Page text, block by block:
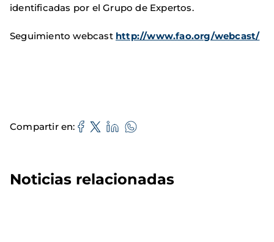
identificadas por el Grupo de Expertos.
Seguimiento webcast http://www.fao.org/webcast/
Compartir en
Noticias relacionadas